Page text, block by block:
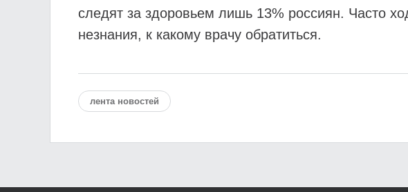
следят за здоровьем лишь 13% россиян. Часто
незнания, к какому врачу обратиться.
лента новостей